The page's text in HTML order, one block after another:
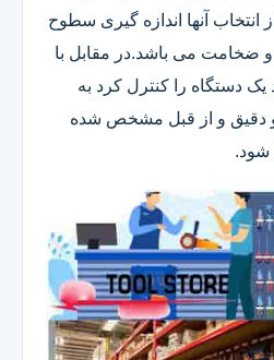
آنها اندازه گیری سطوح
و ضخامت می باشد.در مقابل با
یک دستگاه را کنترل کرد به
و از قبل مشخص شده
شود.